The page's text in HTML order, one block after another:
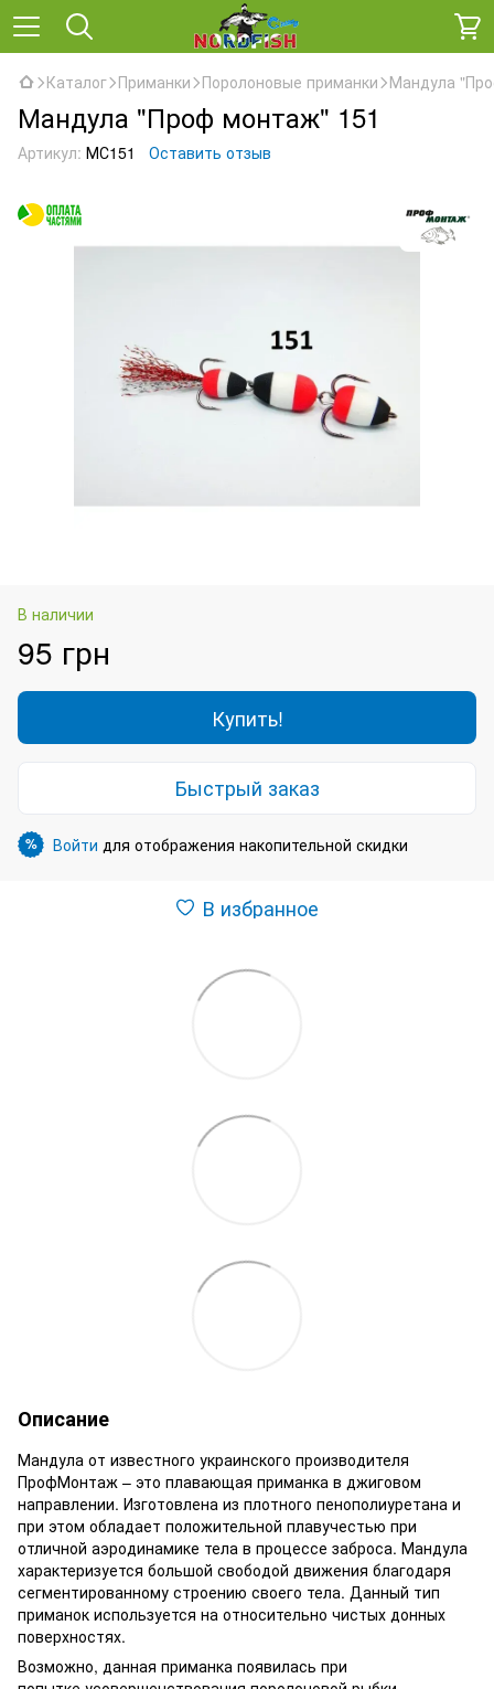
Каталог Приманки Поролоновые приманки Мандула
Мандула "Проф монтаж" 151
Артикул: МС151 Оставить отзыв
В наличии
95 грн
Купить!
Быстрый заказ
% Войти для отображения накопительной скидки
В избранное
Описание
Мандула от известного украинского производителя
ПрофМонтаж – это плавающая приманка в джиговом
направлении. Изготовлена из плотного пенополиуретана и
при этом обладает положительной плавучестью при
отличной аэродинамике тела в процессе заброса. Мандула
характеризуется большой свободой движения благодаря
сегментированному строению своего тела. Данный тип
приманок используется на относительно чистых донных
поверхностях.
Возможно, данная приманка появилась при